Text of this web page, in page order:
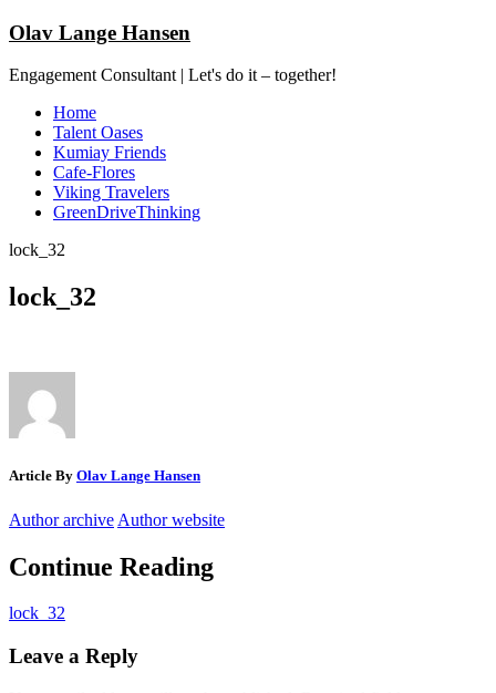
Olav Lange Hansen
Engagement Consultant | Let's do it – together!
Home
Talent Oases
Kumiay Friends
Cafe-Flores
Viking Travelers
GreenDriveThinking
lock_32
lock_32
Article By Olav Lange Hansen
Author archive Author website
Continue Reading
lock_32
Leave a Reply